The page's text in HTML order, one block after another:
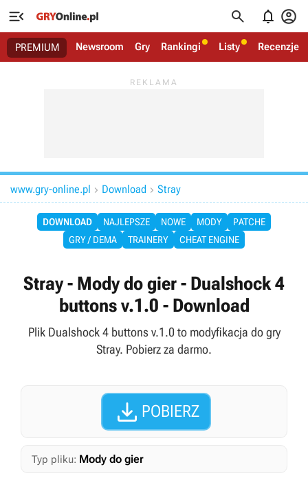
   
PREMIUM Newsroom Gry Rankingi Listy Recenzje
www.gry-online.pl  Download  Stray
DOWNLOAD NAJLEPSZE NOWE MODY
PATCHE
GRY / DEMA
TRAINERY CHEAT ENGINE
Stray - Mody do gier - Dualshock 4
buttons v.1.0 - Download
Plik Dualshock 4 buttons v.1.0 to modyfikacja do gry
Stray. Pobierz za darmo.
 POBIERZ
Typ pliku: Mody do gier